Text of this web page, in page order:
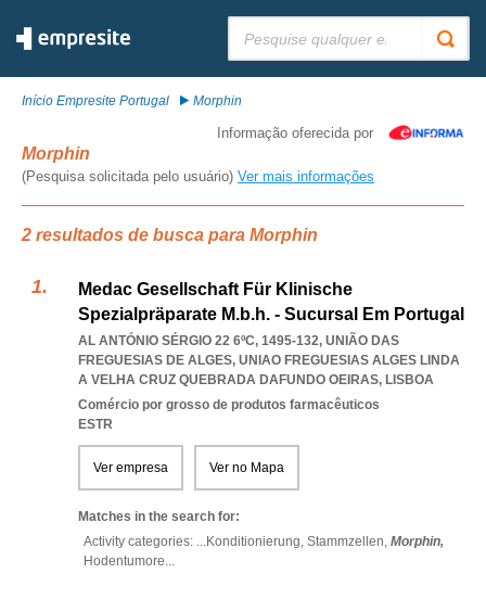
Início Empresite Portugal Morphin
Informação oferecida por
Morphin
(Pesquisa solicitada pelo usuário) Ver mais informações
2 resultados de busca para Morphin
Medac Gesellschaft Für Klinische
Spezialpräparate M.b.h. - Sucursal Em Portugal
AL ANTÓNIO SÉRGIO 22 6ºC, 1495-132, UNIÃO DAS
FREGUESIAS DE ALGES, UNIAO FREGUESIAS ALGES LINDA
A VELHA CRUZ QUEBRADA DAFUNDO OEIRAS, LISBOA
Comércio por grosso de produtos farmacêuticos
ESTR
Ver empresa Ver no Mapa
Matches in the search for:
Activity categories: ...Konditionierung, Stammzellen, Morphin,
Hodentumore...